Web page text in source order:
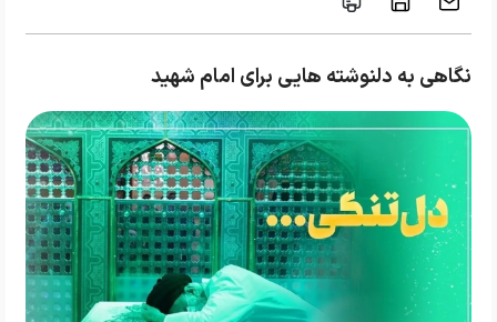
نگاهی به دلنوشته هایی برای امام شهید